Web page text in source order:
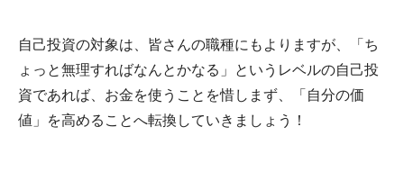
自己投資の対象は、皆さんの職種にもよりますが、「ち
ょっと無理すればなんとかなる」というレベルの自己投
資であれば、お金を使うことを惜しまず、「自分の価
値」を高めることへ転換していきましょう！